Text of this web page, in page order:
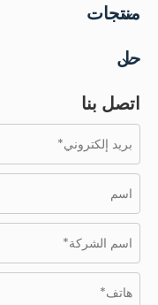
منتجات
حل
اتصل بنا